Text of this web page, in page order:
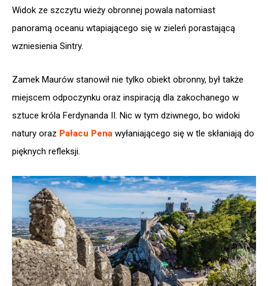
Widok ze szczytu wieży obronnej powala natomiast
panoramą oceanu wtapiającego się w zieleń porastającą
wzniesienia Sintry.
Zamek Maurów stanowił nie tylko obiekt obronny, był także
miejscem odpoczynku oraz inspiracją dla zakochanego w
sztuce króla Ferdynanda II. Nic w tym dziwnego, bo widoki
natury oraz Pałacu Pena wyłaniającego się w tle skłaniają do
pięknych refleksji.